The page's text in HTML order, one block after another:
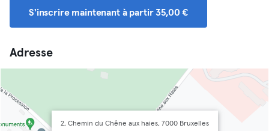
S'inscrire maintenant à partir 35,00 €
Adresse
2, Chemin du Chêne aux haies, 7000 Bruxelles